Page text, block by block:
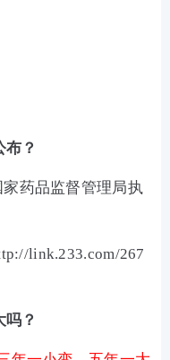
？
药品监督管理局执
link.233.com/267
？